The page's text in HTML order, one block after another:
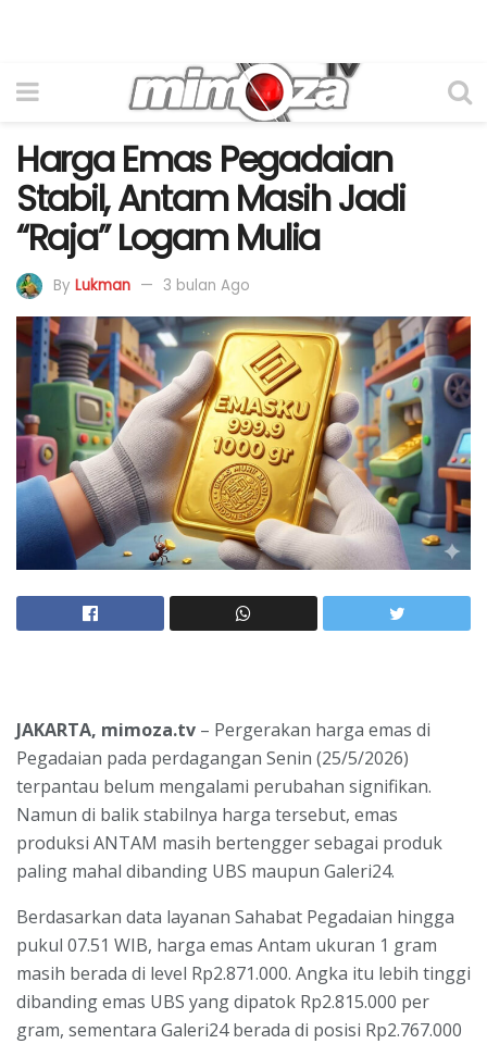
Harga Emas Pegadaian
Stabil, Antam Masih Jadi
“Raja” Logam Mulia
By Lukman 3 bulan Ago
JAKARTA, mimoza.tv – Pergerakan harga emas di
Pegadaian pada perdagangan Senin (25/5/2026)
terpantau belum mengalami perubahan signifikan.
Namun di balik stabilnya harga tersebut, emas
produksi ANTAM masih bertengger sebagai produk
paling mahal dibanding UBS maupun Galeri24.
Berdasarkan data layanan Sahabat Pegadaian hingga
pukul 07.51 WIB, harga emas Antam ukuran 1 gram
masih berada di level Rp2.871.000. Angka itu lebih tinggi
dibanding emas UBS yang dipatok Rp2.815.000 per
gram, sementara Galeri24 berada di posisi Rp2.767.000